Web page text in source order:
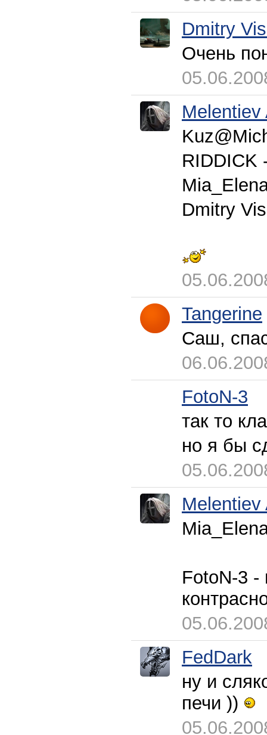
Dmitry
Очень
Melentiev
RIDDICK
Dmitry
Tangerine
Саш,
FotoN-3
так то
но я бы
Melentiev
FotoN-3 -
FedDark
ну и
печи ))